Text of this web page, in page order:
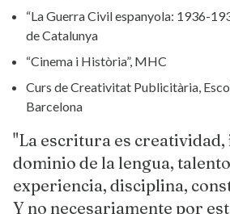
“La Guerra Civil espanyola: 1936-
de Catalunya
“Cinema i Història”, MHC
Curs de Creativitat Publicitària,
Barcelona
"La escritura es
dominio de la lengua,
experiencia, disciplina,
Y no necesariamente por